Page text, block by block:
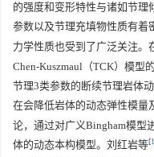
的强度和变形特性与诸如节理
参数以及节理充填物性质有着
力学性质也受到了广泛关注。
Chen-Kuszmaul（TCK）模型
节理3类参数的断续节理岩体
在会降低岩体的动态弹性模量
论，通过对广义Bingham模型
体的动态本构模型。刘红岩等[